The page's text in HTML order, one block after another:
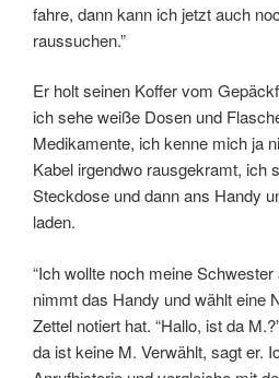
fahre, dann kann ich jetzt auch
raussuchen.”
Er holt seinen Koffer vom
ich sehe weiße Dosen und
Medikamente, ich kenne mich ja
Kabel irgendwo rausgekramt, ich
Steckdose und dann ans Handy
laden.
“Ich wollte noch meine Schwester
nimmt das Handy und wählt eine
Zettel notiert hat. “Hallo, ist da
da ist keine M. Verwählt, sagt er.